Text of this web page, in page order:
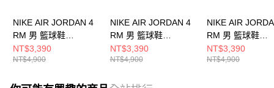
NIKE AIR JORDAN 4
RM 男 籃球鞋
FQ7939009
NT$3,390
NT$4,900
NIKE AIR JORDAN 4
RM 男 籃球鞋
FQ7939005
NT$3,390
NT$4,900
NIKE AIR
RM 男 籃球鞋
FQ7939104
NT$3,390
NT$4,900